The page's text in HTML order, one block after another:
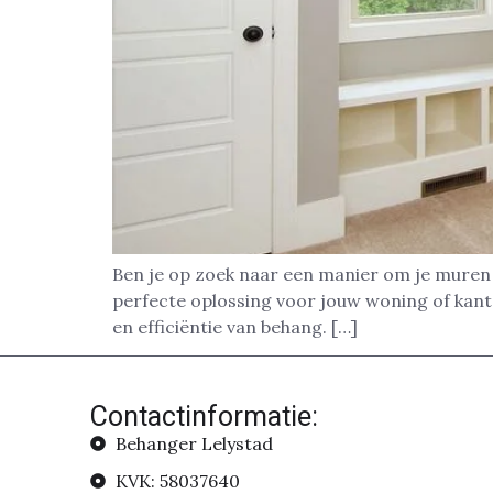
Ben je op zoek naar een manier om je
perfecte oplossing voor jouw woning of
en efficiëntie van behang. […]
Contactinformatie:
Behanger Lelystad
KVK: 58037640